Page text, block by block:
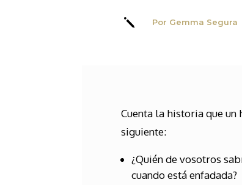
j Por Gemma Segura
Cuenta la historia que
siguiente:
¿Quién de vosotros
cuando está enfadada?